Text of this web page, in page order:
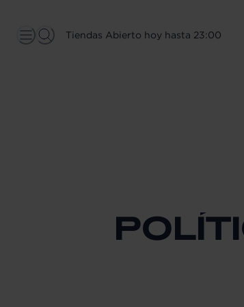
Tiendas Abierto hoy hasta 23:00